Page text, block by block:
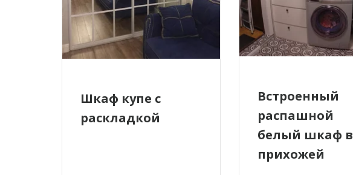
Шкаф купе с
раскладкой
Встроенный
распашной
белый шкаф в
прихожей